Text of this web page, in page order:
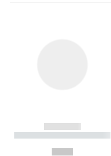
------------
----------- ----------- --------